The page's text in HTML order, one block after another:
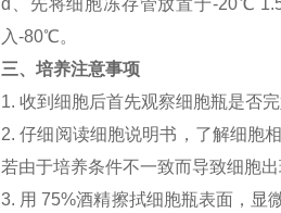
d、先将细胞冻存管放置于-20℃
入-80℃。
三、培养注意事项
1. 收到细胞后首先观察细胞瓶是否
2. 仔细阅读细胞说明书，了解细胞
若由于培养条件不一致而导致细胞
3. 用 75%酒精擦拭细胞瓶表面，显